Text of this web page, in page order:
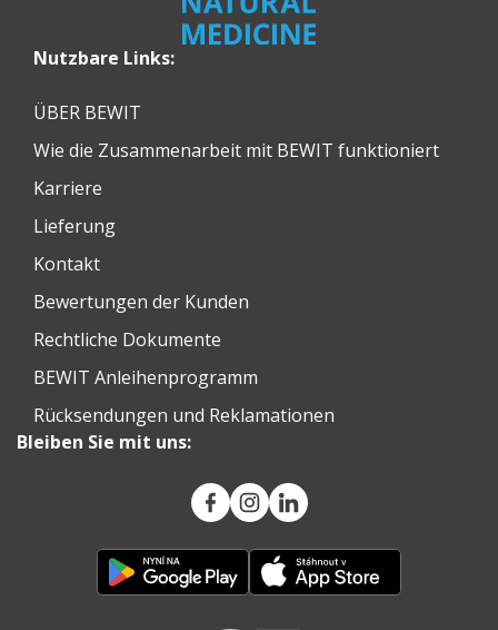
Nutzbare Links:
ÜBER BEWIT
Wie die Zusammenarbeit mit BEWIT funktioniert
Karriere
Lieferung
Kontakt
Bewertungen der Kunden
Rechtliche Dokumente
BEWIT Anleihenprogramm
Rücksendungen und Reklamationen
Bleiben Sie mit uns: